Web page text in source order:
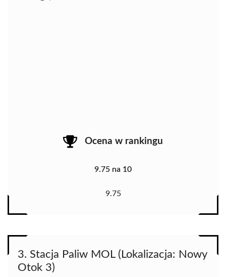
Ocena w rankingu
9.75 na 10
9.75
3. Stacja Paliw MOL (Lokalizacja: Nowy
Otok 3)